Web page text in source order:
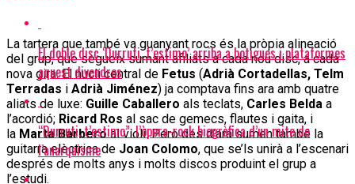
La tartera que també va guanyant rocs és la pròpia alineació
del grup, que segueix sumant afiliats a cada nou disc, a cada
nova gira. El nucli central de Fetus (Adrià Cortadellas, Telm
Terradas i Adrià Jiménez) ja comptava fins ara amb quatre
aliats de luxe: Guille Caballero als teclats, Carles Belda a
l’acordió; Ricard Ros al sac de gemecs, flautes i gaita, i
la Marta Barberoal violí. Però des d’ara sumen també la
guitarra elèctrica de Joan Colomo, que se’ls unirà a l’escenari
després de molts anys i molts discos produint el grup a
l’estudi.
El doble disc ‘Durruti, t’estimo’ arriba a botigues i plataformes
aquest divendres
“Durruti, t’estimo”: l’òpera-rock biogràfica d’un mite de
l’anarquisme